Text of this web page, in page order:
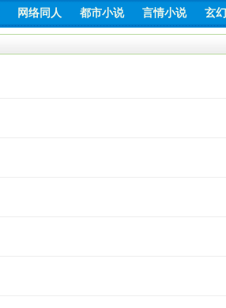
网络同人 都市小说 言情小说 玄